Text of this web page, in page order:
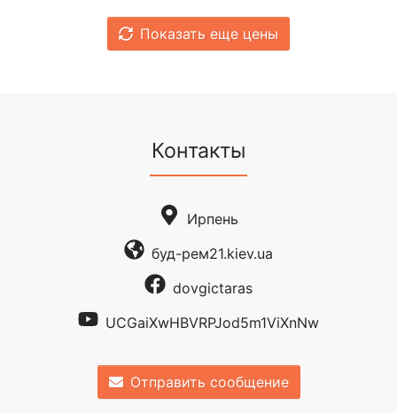
Показать еще цены
Контакты
Ирпень
буд-рем21.kiev.ua
dovgictaras
UCGaiXwHBVRPJod5m1ViXnNw
Отправить сообщение